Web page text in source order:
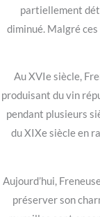
partiellement
diminué. Malgré
Au XVIe siècle,
produisant du vin
pendant plusieurs
du XIXe siècle en
Aujourd’hui,
préserver son